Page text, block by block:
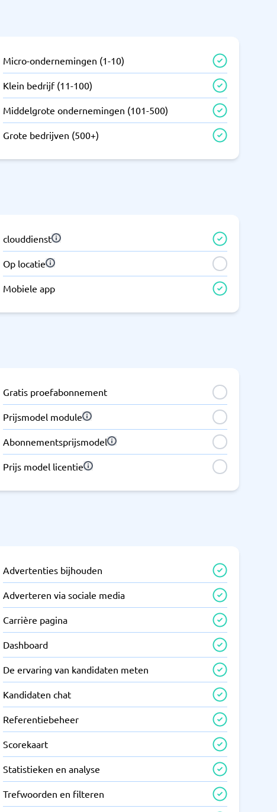
Micro-ondernemingen (1-10)
Klein bedrijf (11-100)
Middelgrote ondernemingen (101-500)
Grote bedrijven (500+)
clouddienst
Op locatie
Mobiele app
Gratis proefabonnement
Prijsmodel module
Abonnementsprijsmodel
Prijs model licentie
Advertenties bijhouden
Adverteren via sociale media
Carrière pagina
Dashboard
De ervaring van kandidaten meten
Kandidaten chat
Referentiebeheer
Scorekaart
Statistieken en analyse
Trefwoorden en filteren